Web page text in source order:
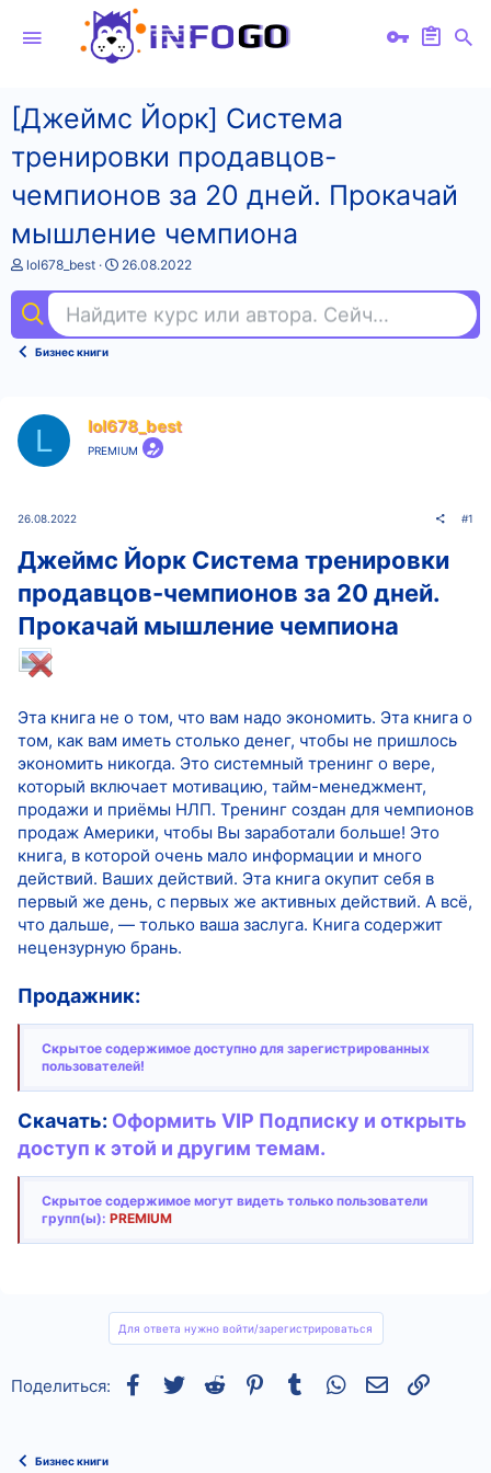
[Джеймс Йорк] Система
тренировки продавцов-
чемпионов за 20 дней. Прокачай
мышление чемпиона
А
т
о
т
lol678_best
Д
а
н
а
26.08.2022
Найдите курс или автора. Сейчас ищут
Бизнес книги
L lol678_best
PREMIUM
26.08.2022 #1
Джеймс Йорк Система тренировки
продавцов-чемпионов за 20 дней.
Прокачай мышление чемпиона
Эта книга не о том, что вам надо экономить. Эта книга о
том, как вам иметь столько денег, чтобы не пришлось
экономить никогда. Это системный тренинг о вере,
который включает мотивацию, тайм-менеджмент,
продажи и приёмы НЛП. Тренинг создан для чемпионов
продаж Америки, чтобы Вы заработали больше! Это
книга, в которой очень мало информации и много
действий. Ваших действий. Эта книга окупит себя в
первый же день, с первых же активных действий. А всё,
что дальше, — только ваша заслуга. Книга содержит
нецензурную брань.
Продажник:
Скрытое содержимое доступно для зарегистрированных
пользователей!
Скачать: Оформить VIP Подписку и открыть
доступ к этой и другим темам.
Скрытое содержимое могут видеть только пользователи
групп(ы): PREMIUM
Для ответа нужно войти/зарегистрироваться
Поделиться: Facebook
TwitterReddit Pinterest
Tumblr WhatsAppСсылка
Бизнес книги